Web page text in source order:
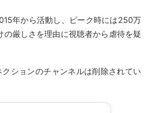
年から活動し、ピーク時には250万
厳しさを理由に視聴者から虐待を疑
ションのチャンネルは削除されてい